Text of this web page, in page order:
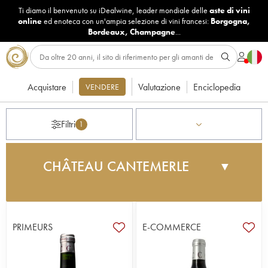
Ti diamo il benvenuto su iDealwine, leader mondiale delle aste di vini
onlineed enoteca con un'ampia selezione di vini francesi: Borgogna,
Bordeaux, Champagne...
Acquistare VENDERE Valutazione Enciclopedia
Filtri 1
CHÂTEAU CANTEMERLE ▼
fine che costeggiano l'estuario della Gironda. Le
prime tracce di una produzione vinicola in
quest’area risalgono circa al 1350. Oggi la tenuta
appartiene al Groupe des Mutuelles d'Assurances
PRIMEURS E-COMMERCE